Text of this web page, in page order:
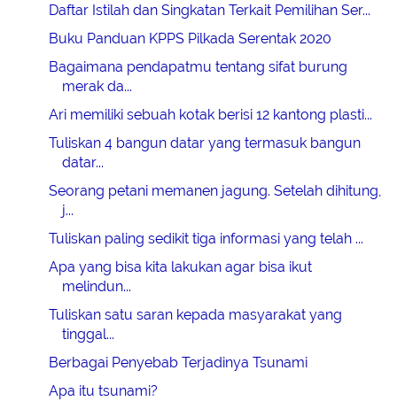
Daftar Istilah dan Singkatan Terkait Pemilihan Ser...
Buku Panduan KPPS Pilkada Serentak 2020
Bagaimana pendapatmu tentang sifat burung
merak da...
Ari memiliki sebuah kotak berisi 12 kantong plasti...
Tuliskan 4 bangun datar yang termasuk bangun
datar...
Seorang petani memanen jagung. Setelah dihitung,
j...
Tuliskan paling sedikit tiga informasi yang telah ...
Apa yang bisa kita lakukan agar bisa ikut
melindun...
Tuliskan satu saran kepada masyarakat yang
tinggal...
Berbagai Penyebab Terjadinya Tsunami
Apa itu tsunami?